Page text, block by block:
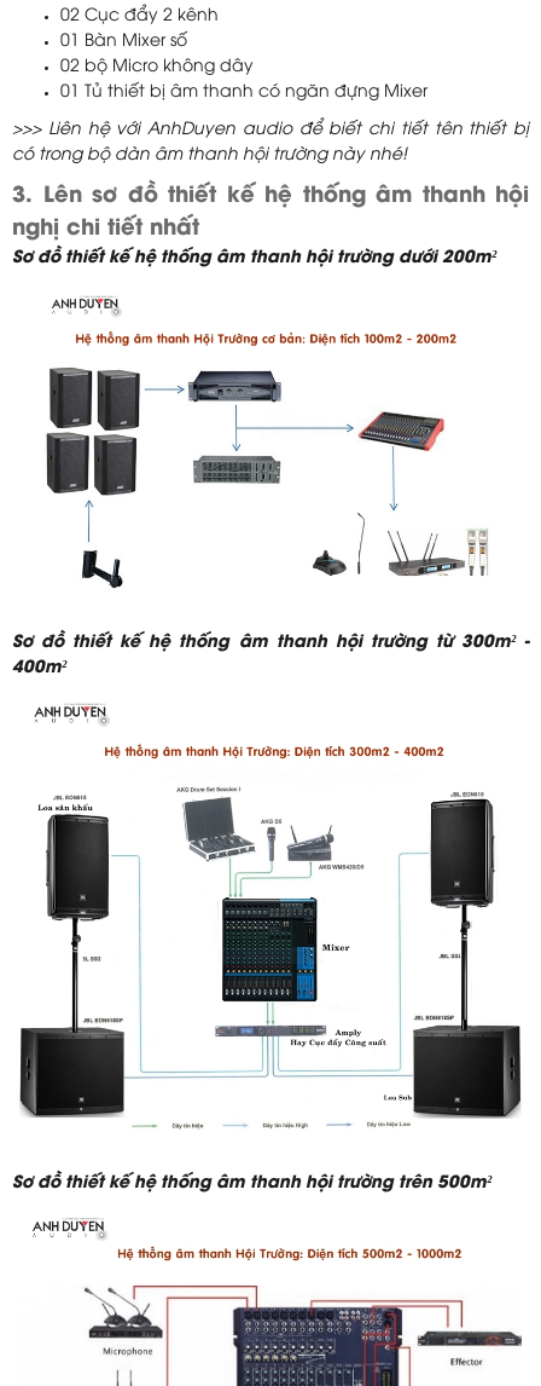
02 Cục đẩy 2 kênh
01 Bàn Mixer số
02 bộ Micro không dây
01 Tủ thiết bị âm thanh có ngăn đựng Mixer
>>> Liên hệ với AnhDuyen audio để biết chi tiết tên thiết bị
có trong bộ dàn âm thanh hội trường này nhé!
3. Lên sơ đồ thiết kế hệ thống âm thanh hội
nghị chi tiết nhất
Sơ đồ thiết kế hệ thống âm thanh hội trường dưới 200m²
Sơ đồ thiết kế hệ thống âm thanh hội trường từ 300m² -
400m²
Sơ đồ thiết kế hệ thống âm thanh hội trường trên 500m²